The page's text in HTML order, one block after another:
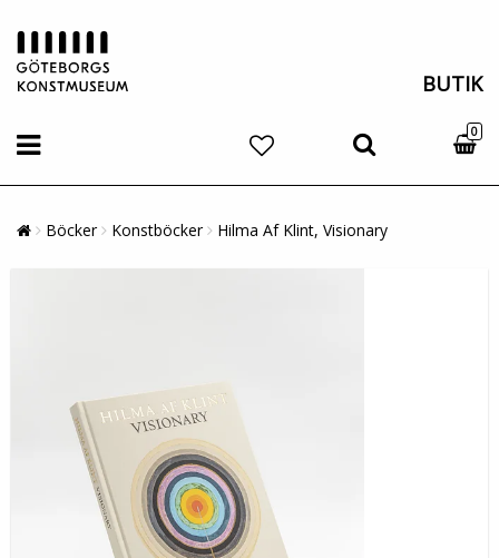
BUTIK
0
Böcker Konstböcker Hilma Af Klint, Visionary